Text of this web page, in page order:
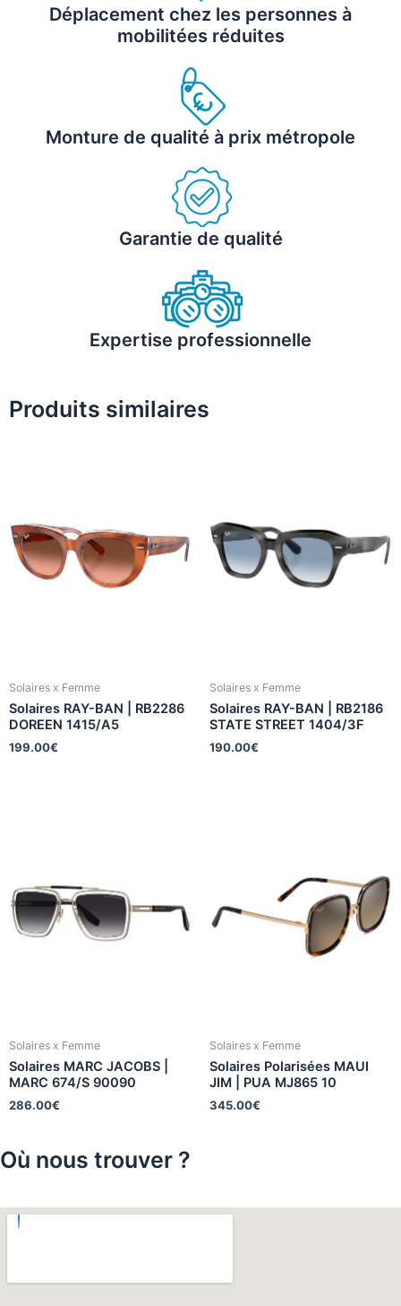
Déplacement chez les personnes à
mobilitées réduites
Monture de qualité à prix métropole
Garantie de qualité
Expertise professionnelle
Produits similaires
Solaires x Femme
Solaires RAY-BAN | RB2286
DOREEN 1415/A5
199.00€
Solaires x Femme
Solaires RAY-BAN | RB2186
STATE STREET 1404/3F
190.00€
Solaires x Femme
Solaires MARC JACOBS |
MARC 674/S 90090
286.00€
Solaires x Femme
Solaires Polarisées MAUI
JIM | PUA MJ865 10
345.00€
Où nous trouver ?